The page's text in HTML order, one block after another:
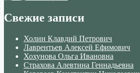
Свежие записи
Холин Клавдий Петрович
Лаврентьев Алексей Ефимович
Хохунова Ольга Ивановна
Страхова Алевтина Геннадьевна